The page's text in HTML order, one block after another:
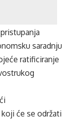
saradnju
ratificiranje
će se održati